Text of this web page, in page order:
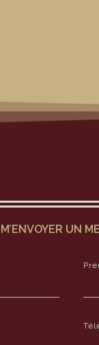
M’ENVOYER UN